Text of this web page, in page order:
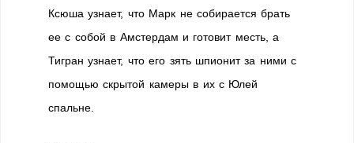
Ксюша узнает, что Марк не собирается брать
ее с собой в Амстердам и готовит месть, а
Тигран узнает, что его зять шпионит за ними с
помощью скрытой камеры в их с Юлей
спальне.